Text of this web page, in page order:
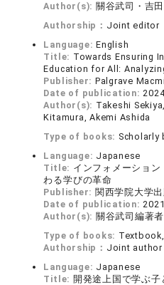
Author(s): 關谷武司・吉
Authorship： Joint editor
Language:English
Title: Towards Ensuring
Education for All:
Publisher: Palgrave
Date of publication:
Author(s): Takeshi
Kitamura, Akemi Ashida
Type of books: Scholarly
Language: Japanese
Title: インフォメーショ
わる学びの革命
Publisher: 関西学院大学
Date of publication:
Author(s): 關谷武司編著
Type of books:
Authorship： Joint author
Language: Japanese
Title: 開発途上国で学ぶ